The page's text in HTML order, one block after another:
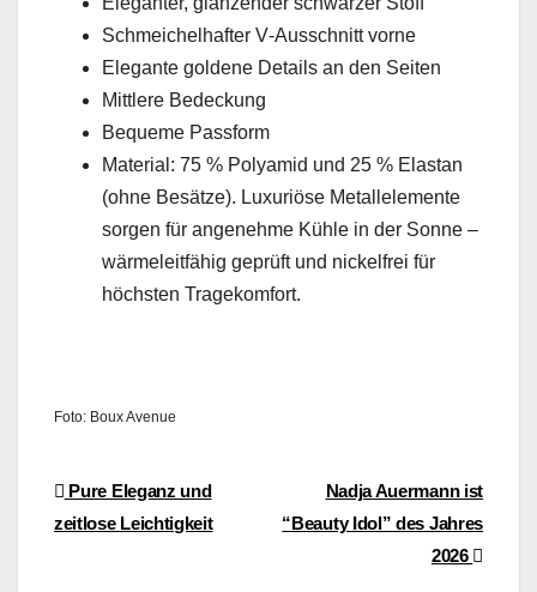
Schme­ichel­hafter V‑Ausschnitt vorne
Ele­gante gold­ene Details an den Seit­en
Mit­tlere Bedeck­ung
Bequeme Pass­form
Mate­r­i­al: 75 % Polyamid und 25 % Elas­tan
(ohne Besätze). Lux­u­riöse Met­al­lele­mente
sor­gen für angenehme Küh­le in der Sonne –
wärmeleit­fähig geprüft und nick­el­frei für
höch­sten Tragekom­fort.
Foto: Boux Avenue
BeitragsnavigationNadja Auermann ist
“Beauty Idol” des Jahres
2026
Pure Eleganz und
zeitlose Leichtigkeit